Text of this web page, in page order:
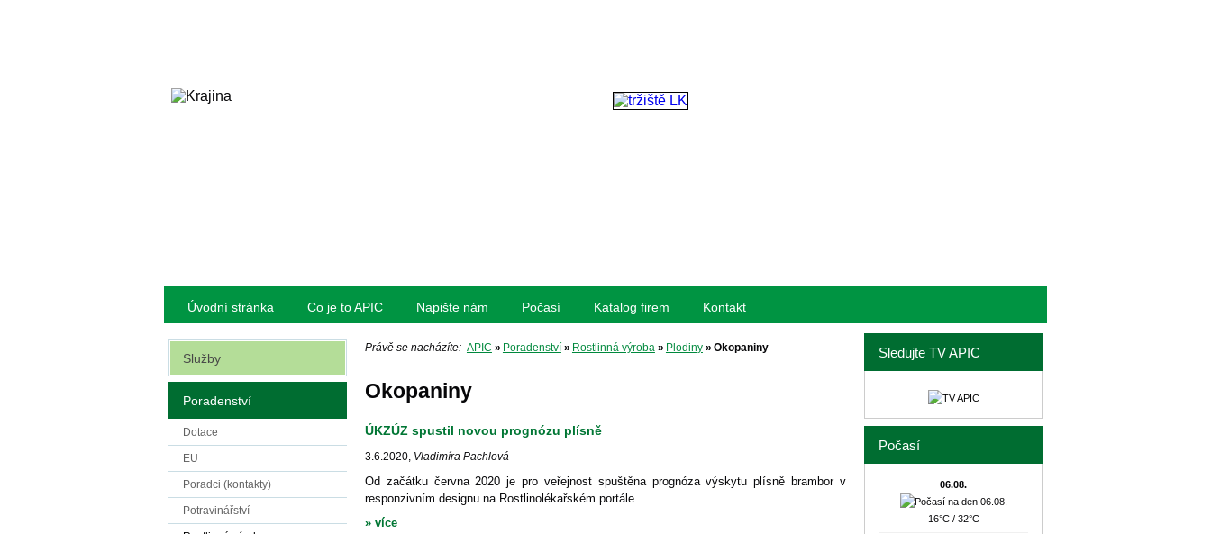
Úvodní stránka Co je to APIC Napište nám Počasí Katalog firem Kontakt
Právě se nacházíte: APIC » Poradenství» Rostlinná výroba » Plodiny» Okopaniny
Okopaniny
ÚKZÚZ spustil novou prognózu plísně
3.6.2020, Vladimíra Pachlová
Od začátku června 2020 je pro veřejnost spuštěna prognóza výskytu plísně brambor v
responzivním designu na Rostlinolékařském portále.
» více
Služby
Poradenství
Dotace
EU
Poradci (kontakty)
Potravinářství
Sledujte TV APIC
Počasí
06.08.
16°C / 32°C